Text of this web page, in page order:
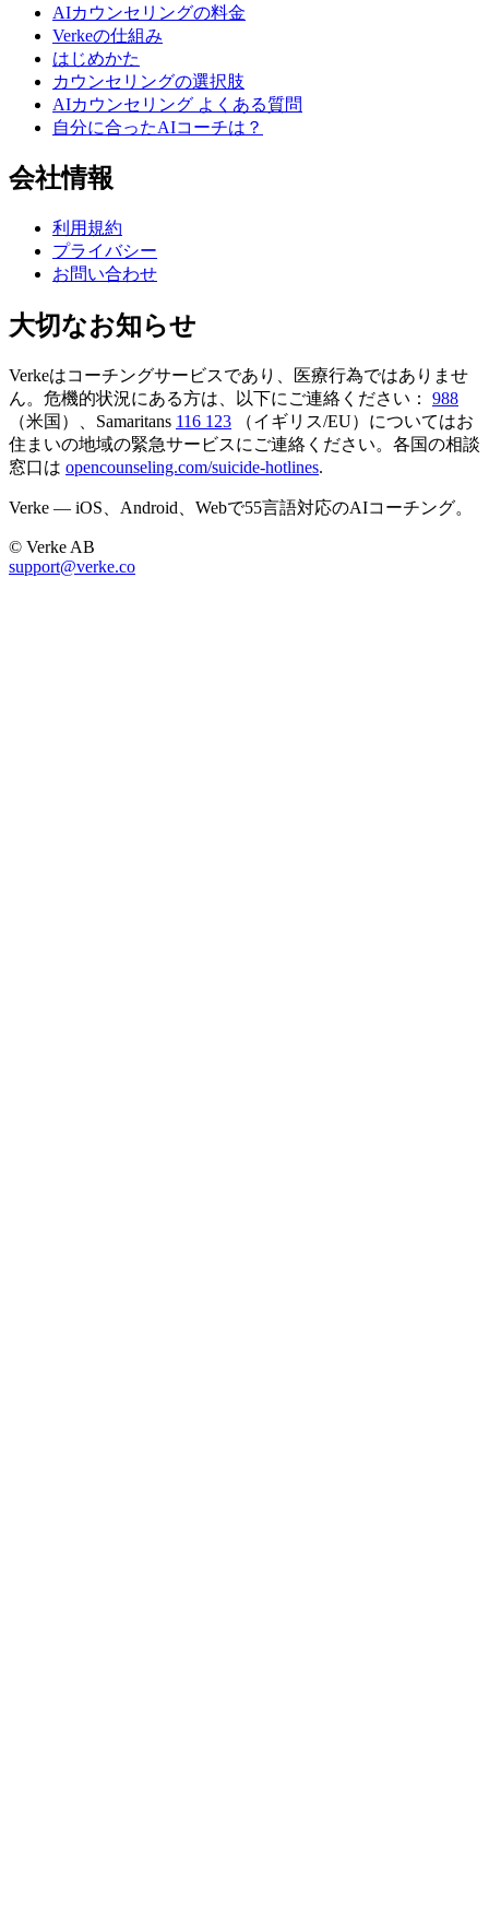
AIカウンセリングの料金
Verkeの仕組み
はじめかた
カウンセリングの選択肢
AIカウンセリング よくある質問
自分に合ったAIコーチは？
会社情報
利用規約
プライバシー
お問い合わせ
大切なお知らせ
Verkeはコーチングサービスであり、医療行為ではありませ
ん。危機的状況にある方は、以下にご連絡ください：
988
（米国）、Samaritans 116 123
（イギリス/EU）についてはお
住まいの地域の緊急サービスにご連絡ください。各国の相談
窓口は opencounseling.com/suicide-hotlines.
Verke — iOS、Android、Webで55言語対応のAIコーチング。
© Verke AB
support@verke.co